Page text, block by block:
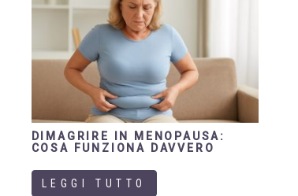
DIMAGRIRE IN MENOPAUSA:
COSA FUNZIONA DAVVERO
LEGGI TUTTO